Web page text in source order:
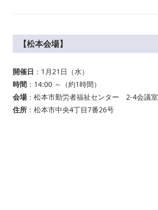
【松本会場】
開催日 ：1月21日（水）
時間 ：14:00 ～（約1時間）
会場：松本市勤労者福祉センター 2-4会議室
住所 ：松本市中央4丁目7番26号